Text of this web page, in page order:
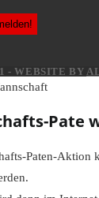
- WEBSITE BY
Pate
Paten-Aktion